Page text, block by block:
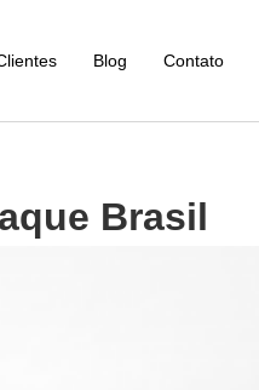
Blog Contato
Brasil